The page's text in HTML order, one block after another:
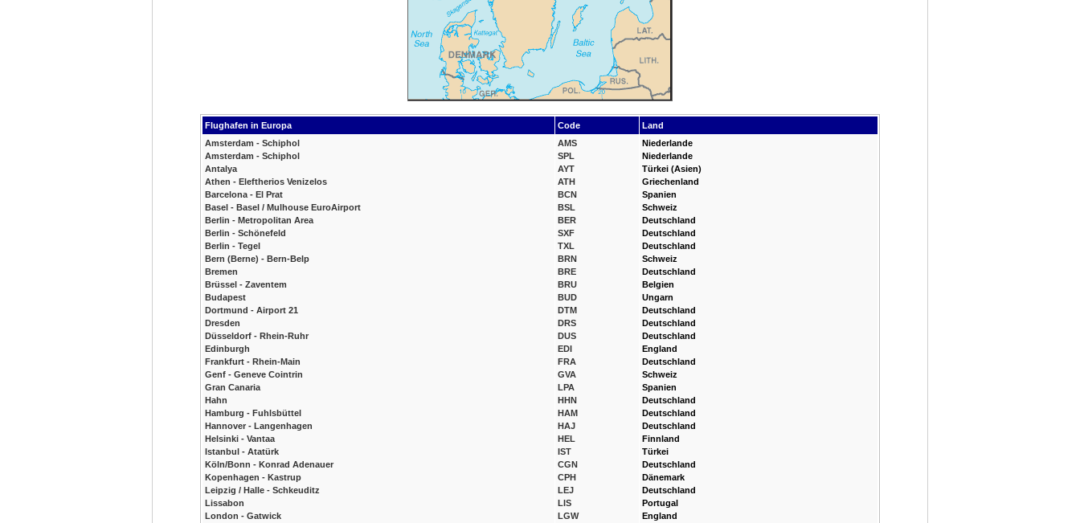
Flughafen in Europa Code
Land
Amsterdam - Schiphol
Amsterdam - Schiphol
Antalya
Athen - Eleftherios Venizelos
Barcelona - El Prat
Basel - Basel / Mulhouse EuroAirport
Berlin - Metropolitan Area
Berlin - Schönefeld
Berlin - Tegel
Bern (Berne) - Bern-Belp
Bremen
Brüssel - Zaventem
Budapest
Dortmund - Airport 21
Dresden
Düsseldorf - Rhein-Ruhr
Edinburgh
Frankfurt - Rhein-Main
Genf - Geneve Cointrin
Gran Canaria
Hahn
Hamburg - Fuhlsbüttel
Hannover - Langenhagen
Helsinki - Vantaa
Istanbul - Atatürk
Köln/Bonn - Konrad Adenauer
Kopenhagen - Kastrup
Leipzig / Halle - Schkeuditz
Lissabon
London - Gatwick
AMS
SPL
AYT
ATH
BCN
BSL
BER
SXF
TXL
BRN
BRE
BRU
BUD
DTM
DRS
DUS
EDI
FRA
GVA
LPA
HHN
HAM
HAJ
HEL
IST
CGN
CPH
LEJ
LIS
LGW
Niederlande
Niederlande
Türkei (Asien)
Griechenland
Spanien
Schweiz
Deutschland
Deutschland
Deutschland
Schweiz
Deutschland
Belgien
Ungarn
Deutschland
Deutschland
Deutschland
England
Deutschland
Schweiz
Spanien
Deutschland
Deutschland
Deutschland
Finnland
Türkei
Deutschland
Dänemark
Deutschland
Portugal
England